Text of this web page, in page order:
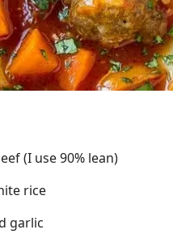
(I use 90% lean)
rice
garlic